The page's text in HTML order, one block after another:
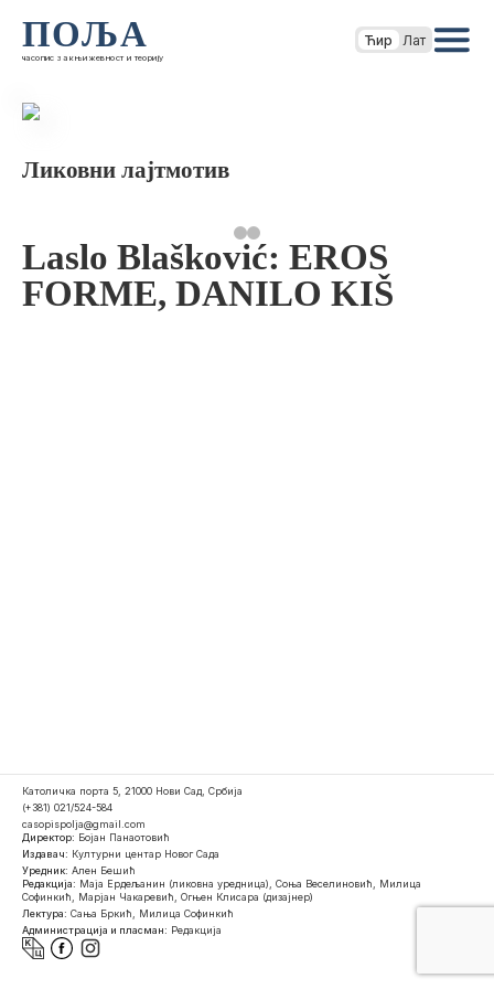
ПОЉА
часопис за књижевност и теорију
Ћир Лат
Ликовни лајтмотив
Laslo Blašković: EROS
FORME, DANILO KIŠ
Католичка порта 5, 21000 Нови Сад, Србија
(+381) 021/524-584
casopispolja@gmail.com
Директор: Бојан Панаотовић
Издавач: Културни центар Новог Сада
Уредник: Ален Бешић
Редакција: Маја Ердељанин (ликовна уредница), Соња Веселиновић, Милица
Софинкић, Марјан Чакаревић, Огњен Клисара (дизајнер)
Лектура: Сања Бркић, Милица Софинкић
Администрација и пласман: Редакција